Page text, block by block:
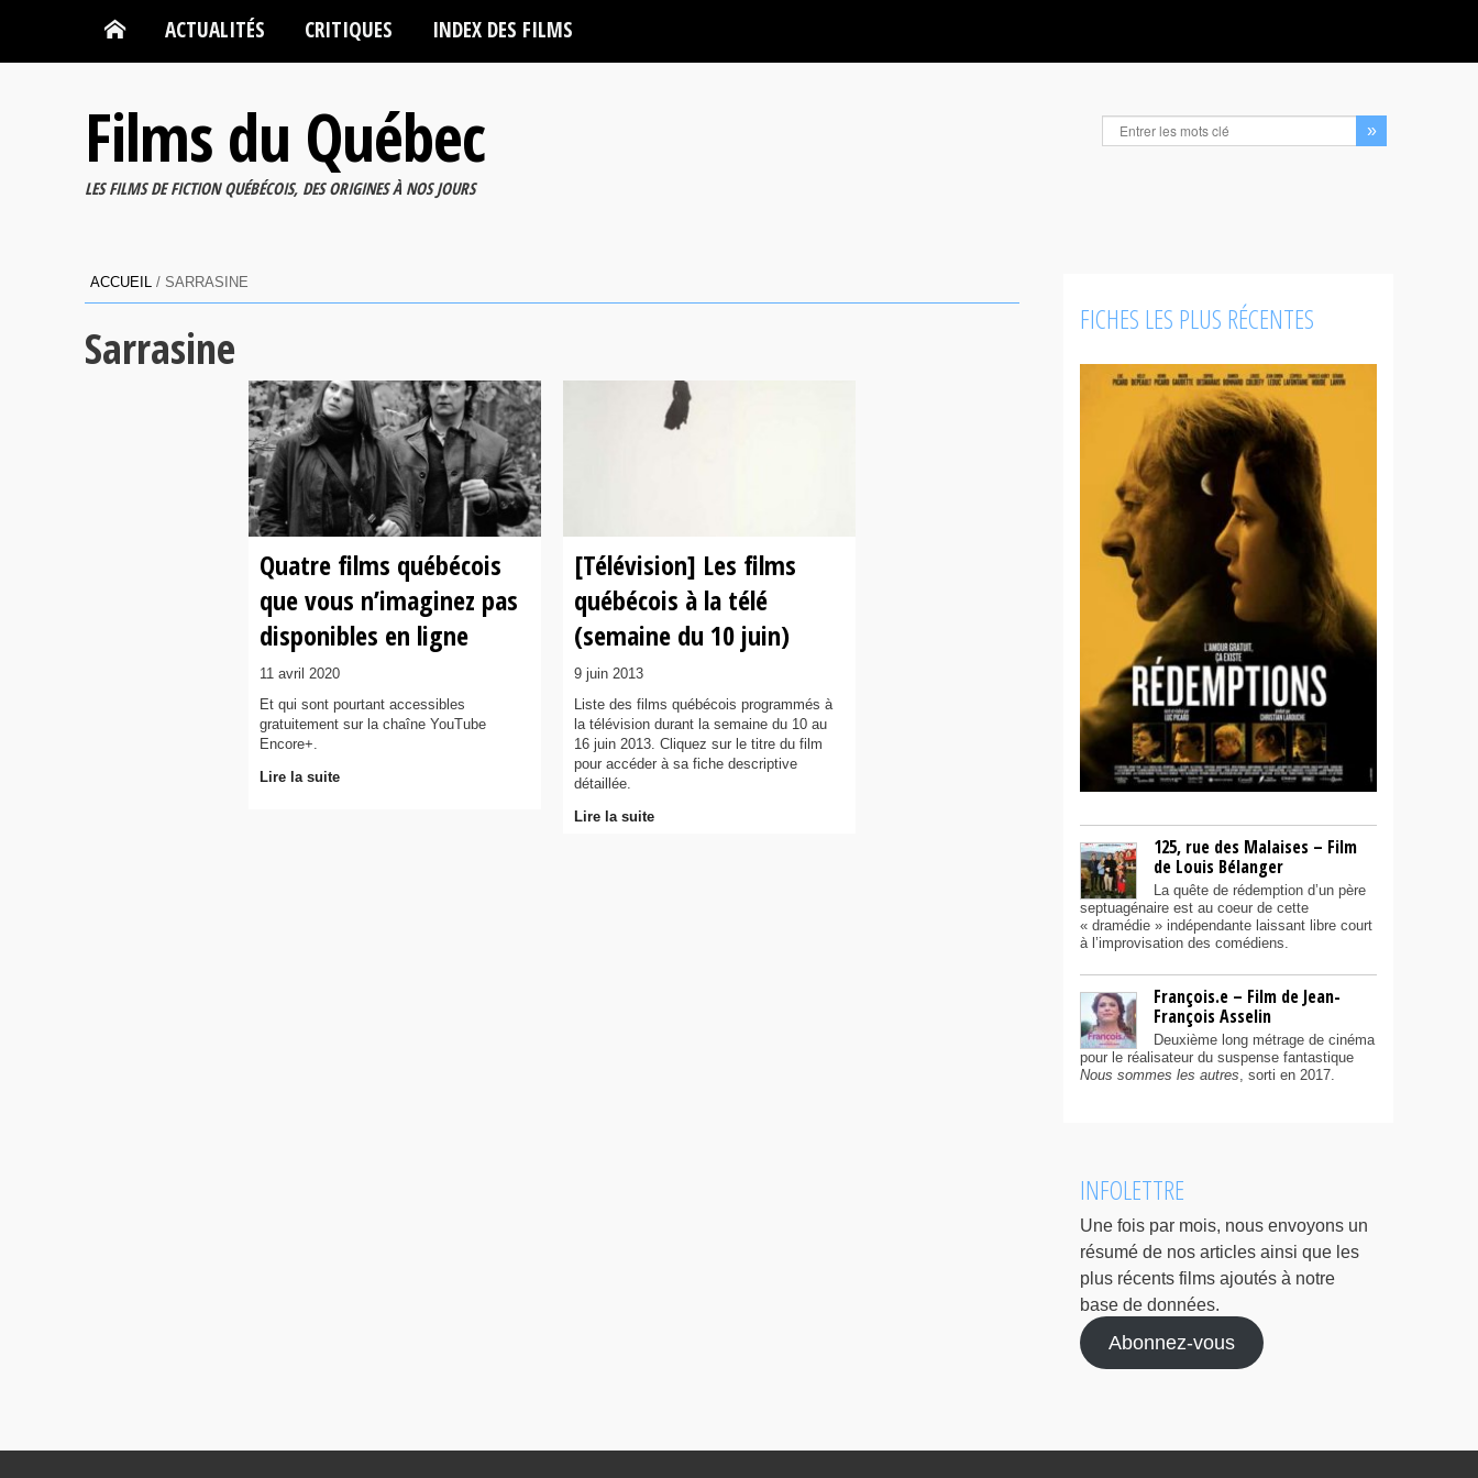
ACTUALITÉS CRITIQUES INDEX DES FILMS
Films du Québec
LES FILMS DE FICTION QUÉBÉCOIS, DES ORIGINES À NOS JOURS
ACCUEIL / SARRASINE
Sarrasine
Quatre films québécois
que vous n’imaginez pas
disponibles en ligne
11 avril 2020
Et qui sont pourtant accessibles
gratuitement sur la chaîne YouTube
Encore+.
Lire la suite
[Télévision] Les films
québécois à la télé
(semaine du 10 juin)
9 juin 2013
Liste des films québécois programmés à
la télévision durant la semaine du 10 au
16 juin 2013. Cliquez sur le titre du film
pour accéder à sa fiche descriptive
détaillée.
Lire la suite
FICHES LES PLUS RÉCENTES
125, rue des Malaises – Film
de Louis Bélanger
La quête de rédemption d’un père
septuagénaire est au coeur de cette
« dramédie » indépendante laissant libre court
à l’improvisation des comédiens.
François.e – Film de Jean-
François Asselin
Deuxième long métrage de cinéma
pour le réalisateur du suspense fantastique
Nous sommes les autres, sorti en 2017.
INFOLETTRE
Une fois par mois, nous envoyons un
résumé de nos articles ainsi que les
plus récents films ajoutés à notre
base de données.
Abonnez-vous